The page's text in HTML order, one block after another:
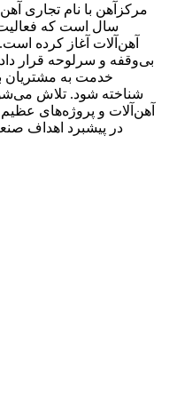
سال است که
آهن‌آلات آغاز کرده
بی‌وقفه و سرلوحه قرار
خدمت به مشتریان
شناخته شود. تلاش
آهن‌آلات و پروژه‌های
در پیشبرد اهداف